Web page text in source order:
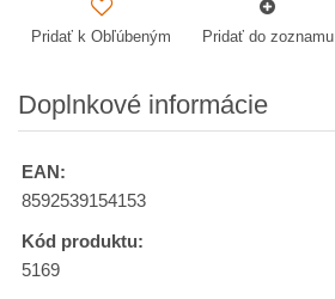
Pridať k Obľúbeným Pridať do zoznamu
Doplnkové informácie
EAN:
8592539154153
Kód produktu:
5169